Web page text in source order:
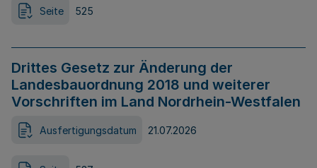
Seite 525
Drittes Gesetz zur Änderung der
Landesbauordnung 2018 und weiterer
Vorschriften im Land Nordrhein-Westfalen
Ausfertigungsdatum 21.07.2026